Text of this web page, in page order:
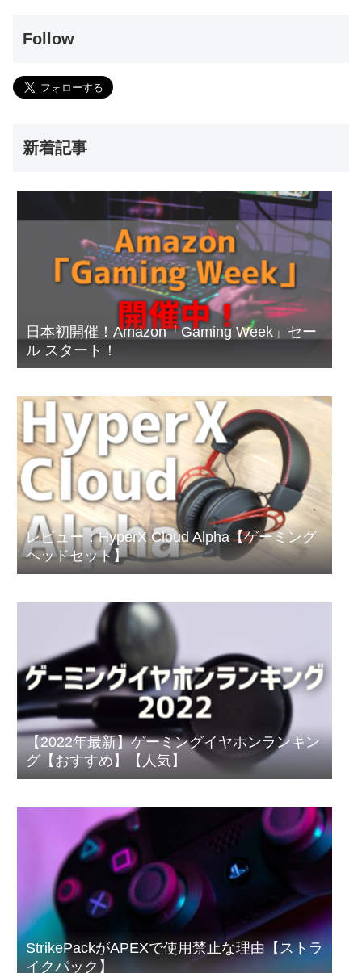
Follow
新着記事
日本初開催！Amazon「Gaming Week」セー
ル スタート！
レビュー：HyperX Cloud Alpha【ゲーミング
ヘッドセット】
【2022年最新】ゲーミングイヤホンランキン
グ【おすすめ】【人気】
StrikePackがAPEXで使用禁止な理由【ストラ
イクパック】